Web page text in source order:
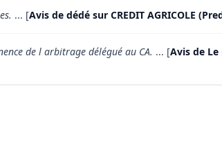
... [Avis de dédé sur CREDIT AGRICOLE
de l arbitrage délégué au CA. ... [Avis de Le